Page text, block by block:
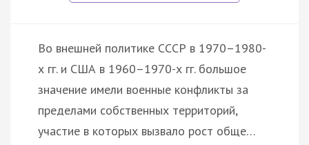
Во внешней политике СССР в 1970–1980-
х гг. и США в 1960–1970-х гг. большое
значение имели военные конфликты за
пределами собственных территорий,
участие в которых вызвало рост обще…